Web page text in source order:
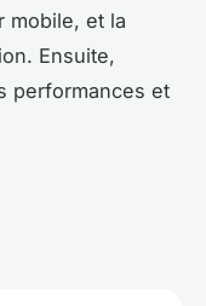
mobile, et la
Ensuite,
performances et